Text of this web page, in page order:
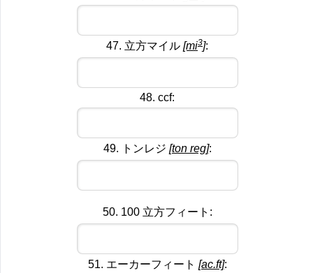
47. 立方マイル [mi3]:
48. ccf:
49. トンレジ [ton reg]:
50. 100 立方フィート:
51. エーカーフィート [ac.ft]: